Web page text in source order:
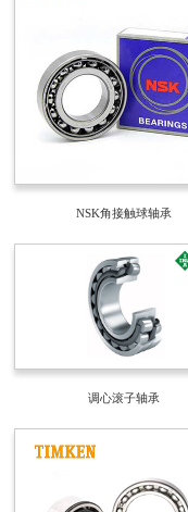
NSK角接触球轴承
调心滚子轴承